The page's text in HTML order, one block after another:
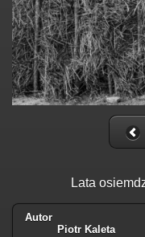
Lata
Autor
Piotr Kaleta